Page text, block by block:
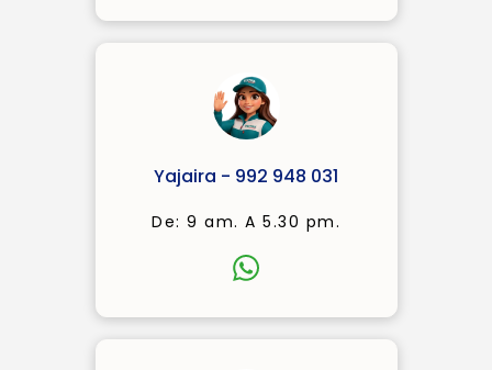
Yajaira - 992 948 031
De: 9 am. A 5.30 pm.